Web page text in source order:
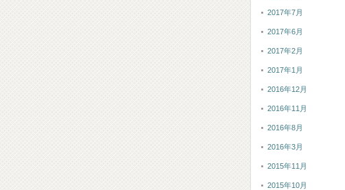
2017年7月
2017年6月
2017年2月
2017年1月
2016年12月
2016年11月
2016年8月
2016年3月
2015年11月
2015年10月